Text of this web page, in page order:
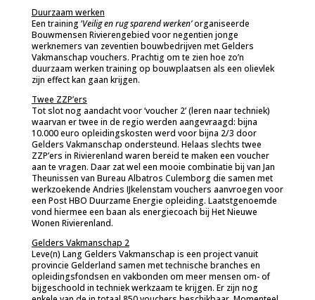
Duurzaam werken
Een training ‘Veilig en rug sparend werken’organiseerde
Bouwmensen Rivierengebied voor negentien jonge
werknemers van zeventien bouwbedrijven met Gelders
Vakmanschap vouchers. Prachtig om te zien hoe zo’n
duurzaam werken training op bouwplaatsen als een olievlek
zijn effect kan gaan krijgen.
Twee ZZP’ers
Tot slot nog aandacht voor ‘voucher 2’ (leren naar techniek)
waarvan er twee in de regio werden aangevraagd: bijna
10.000 euro opleidingskosten werd voor bijna 2/3 door
Gelders Vakmanschap ondersteund. Helaas slechts twee
ZZP’ers in Rivierenland waren bereid te maken een voucher
aan te vragen. Daar zat wel een mooie combinatie bij van Jan
Theunissen van Bureau Albatros Culemborg die samen met
werkzoekende Andries IJkelenstam vouchers aanvroegen voor
een Post HBO Duurzame Energie opleiding. Laatstgenoemde
vond hiermee een baan als energiecoach bij Het Nieuwe
Wonen Rivierenland.
Gelders Vakmanschap 2
Leve(n) Lang Gelders Vakmanschap is een project vanuit
provincie Gelderland samen met technische branches en
opleidingsfondsen en vakbonden om meer mensen om- of
bijgeschoold in techniek werkzaam te krijgen. Er zijn nog